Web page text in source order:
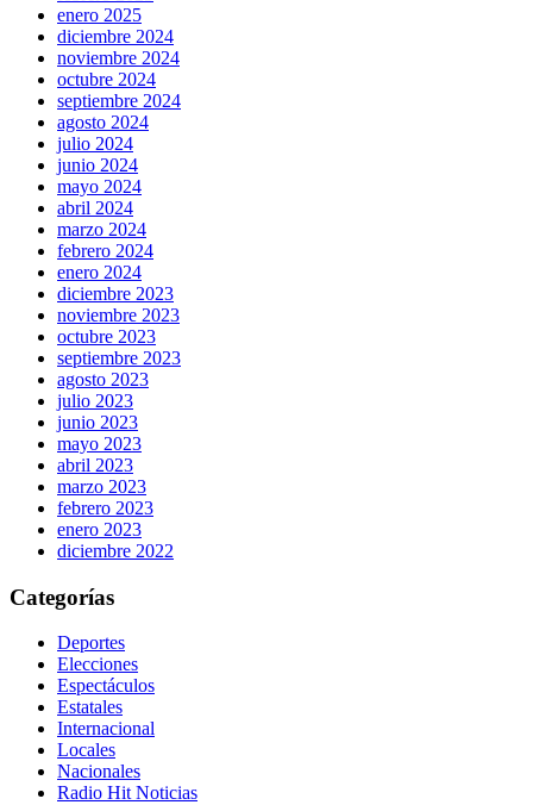
enero 2025
diciembre 2024
noviembre 2024
octubre 2024
septiembre 2024
agosto 2024
julio 2024
junio 2024
mayo 2024
abril 2024
marzo 2024
febrero 2024
enero 2024
diciembre 2023
noviembre 2023
octubre 2023
septiembre 2023
agosto 2023
julio 2023
junio 2023
mayo 2023
abril 2023
marzo 2023
febrero 2023
enero 2023
diciembre 2022
Categorías
Deportes
Elecciones
Espectáculos
Estatales
Internacional
Locales
Nacionales
Radio Hit Noticias